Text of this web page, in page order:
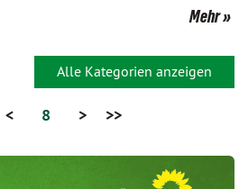
Mehr
Alle Kategorien anzeigen
< 8 > >>